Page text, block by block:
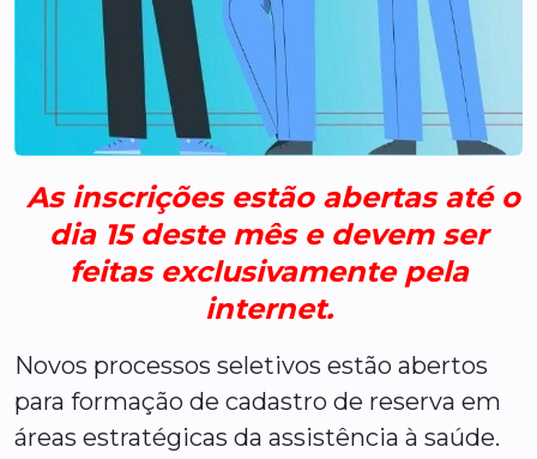
As inscrições estão abertas até o
dia 15 deste mês e devem ser
feitas exclusivamente pela
internet.
Novos processos seletivos estão abertos
para formação de cadastro de reserva em
áreas estratégicas da assistência à saúde.